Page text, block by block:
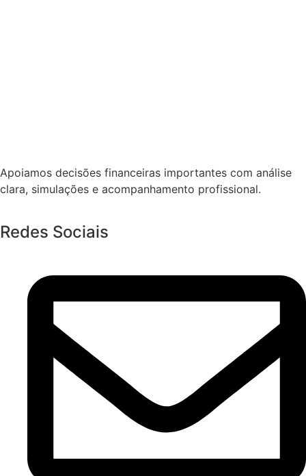
Apoiamos decisões financeiras importantes com análise
clara, simulações e acompanhamento profissional.
Redes Sociais